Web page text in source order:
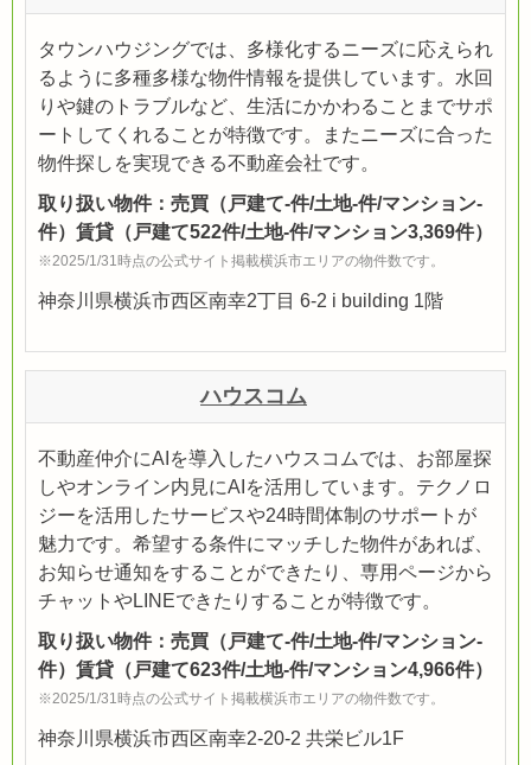
タウンハウジングでは、多様化するニーズに応えられ
るように多種多様な物件情報を提供しています。水回
りや鍵のトラブルなど、生活にかかわることまでサポ
ートしてくれることが特徴です。またニーズに合った
物件探しを実現できる不動産会社です。
取り扱い物件：売買（戸建て-件/土地-件/マンション-
件）賃貸（戸建て522件/土地-件/マンション3,369件）
※2025/1/31時点の公式サイト掲載横浜市エリアの物件数です。
神奈川県横浜市西区南幸2丁目 6-2 i building 1階
ハウスコム
不動産仲介にAIを導入したハウスコムでは、お部屋探
しやオンライン内見にAIを活用しています。テクノロ
ジーを活用したサービスや24時間体制のサポートが
魅力です。希望する条件にマッチした物件があれば、
お知らせ通知をすることができたり、専用ページから
チャットやLINEできたりすることが特徴です。
取り扱い物件：売買（戸建て-件/土地-件/マンション-
件）賃貸（戸建て623件/土地-件/マンション4,966件）
※2025/1/31時点の公式サイト掲載横浜市エリアの物件数です。
神奈川県横浜市西区南幸2-20-2 共栄ビル1F